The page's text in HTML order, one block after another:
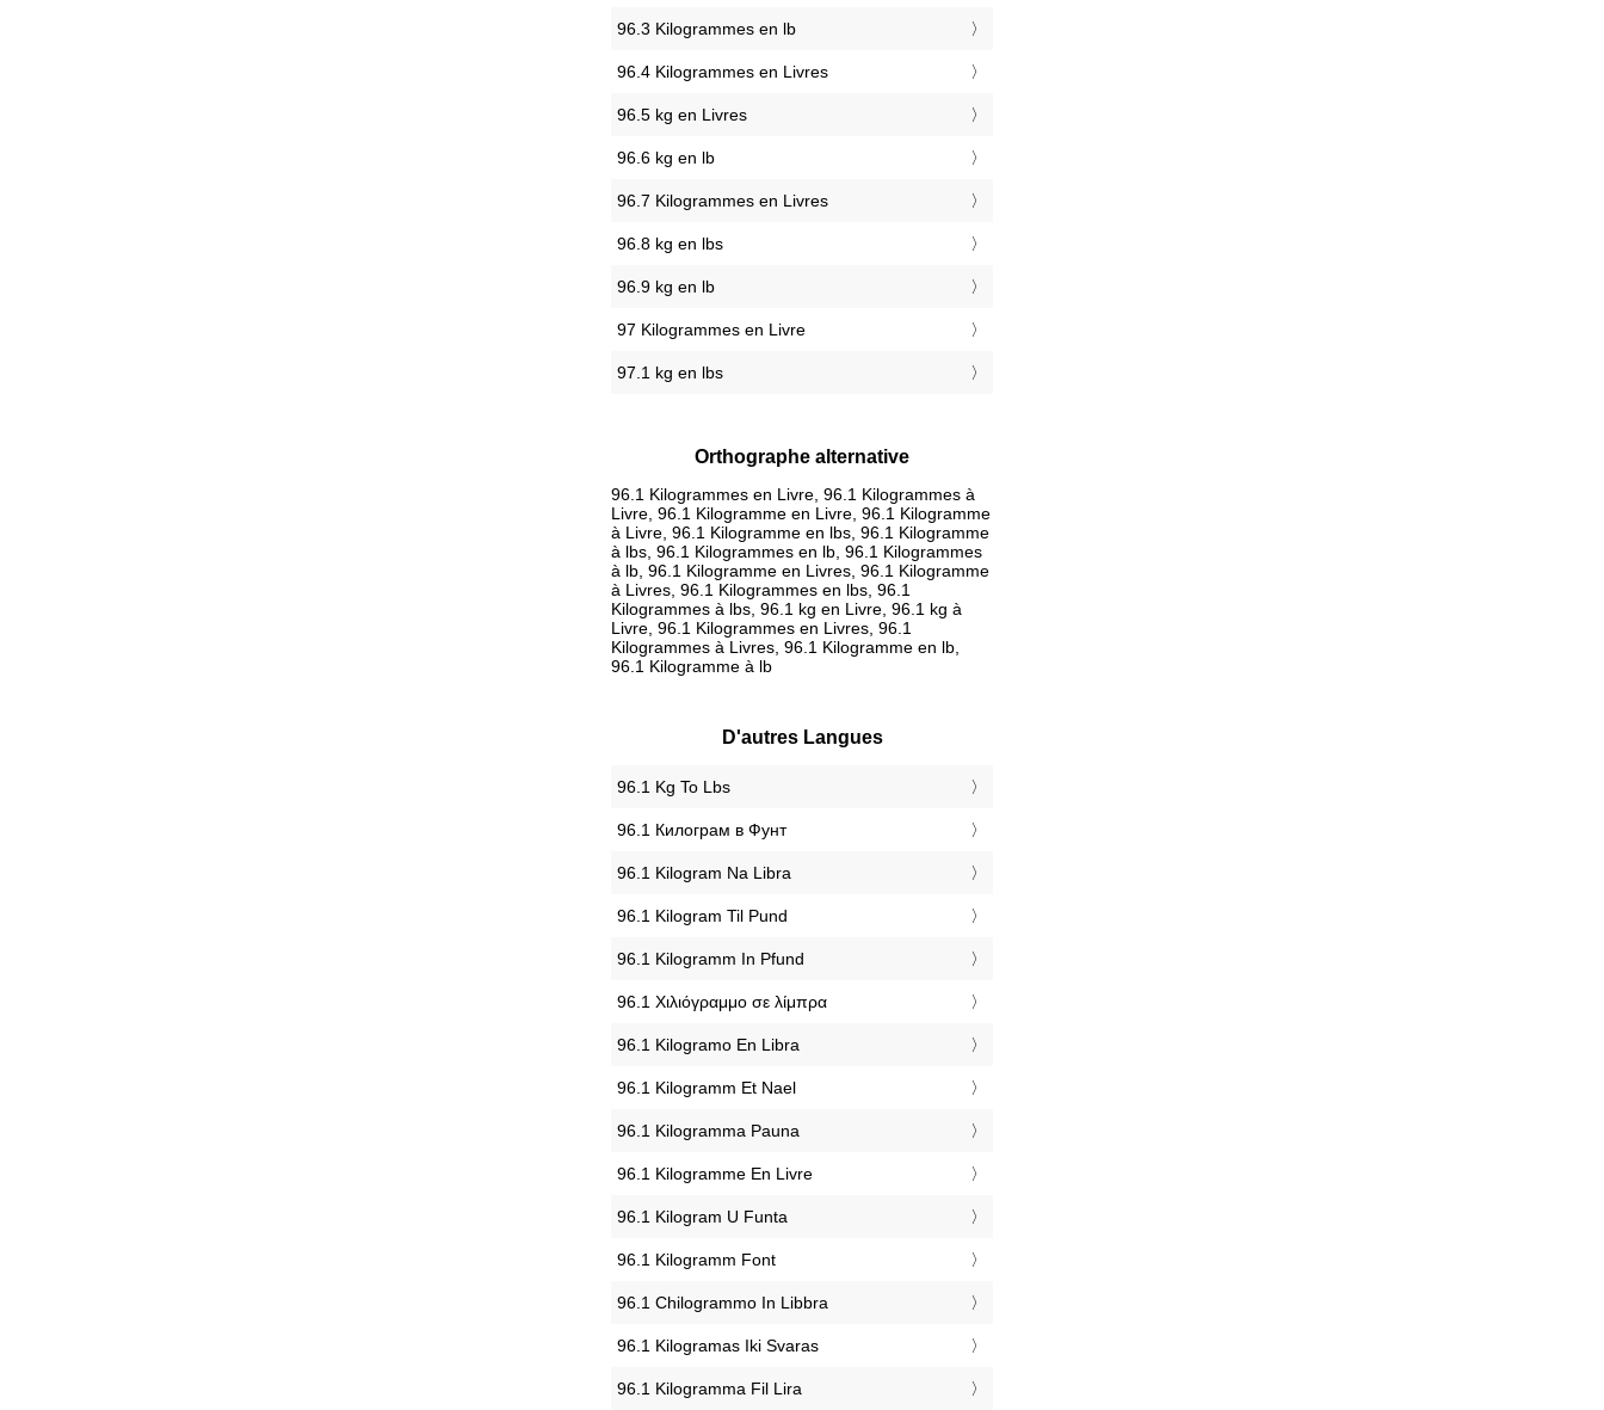
96.3 Kilogrammes en lb
96.4 Kilogrammes en Livres
96.5 kg en Livres
96.6 kg en lb
96.7 Kilogrammes en Livres
96.8 kg en lbs
96.9 kg en lb
97 Kilogrammes en Livre
97.1 kg en lbs
Orthographe alternative
96.1 Kilogrammes en Livre, 96.1 Kilogrammes à
Livre, 96.1 Kilogramme en Livre, 96.1 Kilogramme
à Livre, 96.1 Kilogramme en lbs, 96.1 Kilogramme
à lbs, 96.1 Kilogrammes en lb, 96.1 Kilogrammes
à lb, 96.1 Kilogramme en Livres, 96.1 Kilogramme
à Livres, 96.1 Kilogrammes en lbs, 96.1
Kilogrammes à lbs, 96.1 kg en Livre, 96.1 kg à
Livre, 96.1 Kilogrammes en Livres, 96.1
Kilogrammes à Livres, 96.1 Kilogramme en lb,
96.1 Kilogramme à lb
D'autres Langues
‎96.1 Kg To Lbs
‎96.1 Килограм в Фунт
‎96.1 Kilogram Na Libra
‎96.1 Kilogram Til Pund
‎96.1 Kilogramm In Pfund
‎96.1 Χιλιόγραμμο σε λίμπρα
‎96.1 Kilogramo En Libra
‎96.1 Kilogramm Et Nael
‎96.1 Kilogramma Pauna
‎96.1 Kilogramme En Livre
‎96.1 Kilogram U Funta
‎96.1 Kilogramm Font
‎96.1 Chilogrammo In Libbra
‎96.1 Kilogramas Iki Svaras
‎96.1 Kilogramma Fil Lira